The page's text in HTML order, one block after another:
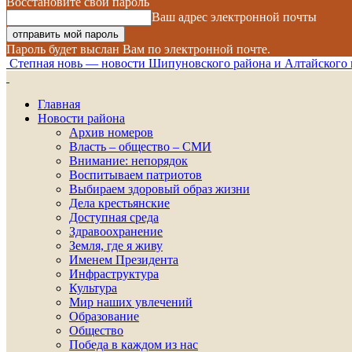
Ваш адрес электронной почты
Пароль будет выслан Вам по электронной почте.
Степная новь — новости Шипуновского района и Алтайского
Главная
Новости района
Архив номеров
Власть – общество – СМИ
Внимание: непорядок
Воспитываем патриотов
Выбираем здоровый образ жизни
Дела крестьянские
Доступная среда
Здравоохранение
Земля, где я живу
Именем Президента
Инфраструктура
Культура
Мир наших увлечений
Образование
Общество
Победа в каждом из нас